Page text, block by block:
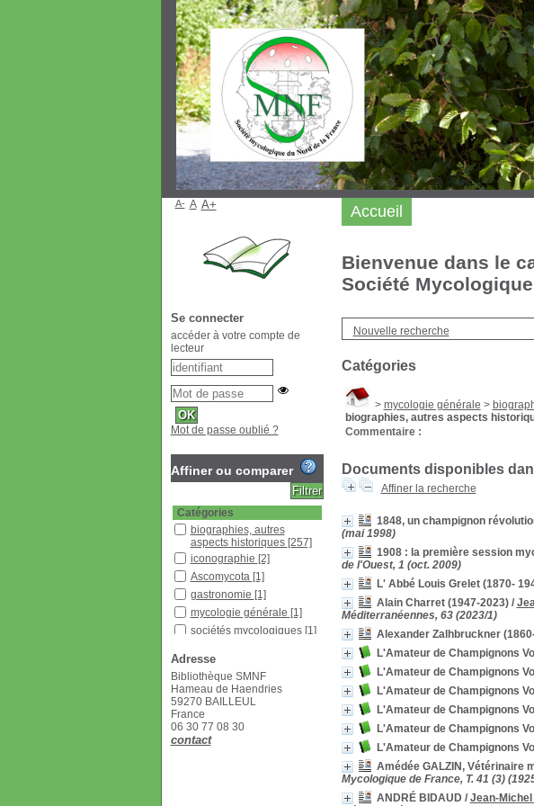
Bienvenue dans le
Société
Nouvelle recherche
Catégories
> mycologie générale >
biographies, autres aspects
Commentaire :
Documents disponibles
Affiner la recherche
1848, un champignon
(mai 1998)
1908 : la première session
de l'Ouest, 1 (oct. 2009)
L' Abbé Louis Grelet (1870-
Alain Charret (1947-2023)/
Méditerranéennes, 63 (2023/1)
Alexander Zalhbruckner
L'Amateur de Champignons
L'Amateur de Champignons
L'Amateur de Champignons
L'Amateur de Champignons
L'Amateur de Champignons
L'Amateur de Champignons
Amédée GALZIN, Vétérinaire
Mycologique de France, T. 41 (3)
ANDRÉ BIDAUD / Jean-
Accueil
A- A A+
Se connecter
accéder à votre compte de
lecteur
Mot de passe oublié ?
Affiner ou comparer
Catégories
biographies, autres
aspects historiques [257]
iconographie [2]
Ascomycota [1]
gastronomie [1]
mycologie générale [1]
sociétés mycologiques [1]
Localisation
Bibliothèque SMNF
Bureau SMNF 2[22]
Section
Bulletin [49]
Documentaire
Adresse
Bibliothèque SMNF
Hameau de Haendries
59270 BAILLEUL
France
06 30 77 08 30
contact